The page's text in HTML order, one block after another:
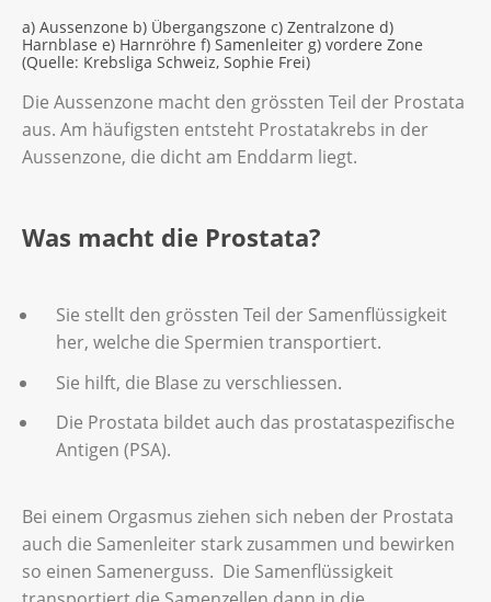
a) Aussenzone b) Übergangszone c) Zentralzone d)
Harnblase e) Harnröhre f) Samenleiter g) vordere Zone
(Quelle: Krebsliga Schweiz, Sophie Frei)
Die Aussenzone macht den grössten Teil der Prostata
aus. Am häufigsten entsteht Prostatakrebs in der
Aussenzone, die dicht am Enddarm liegt.
Was macht die Prostata?
Sie stellt den grössten Teil der Samenflüssigkeit
her, welche die Spermien transportiert.
Sie hilft, die Blase zu verschliessen.
Die Prostata bildet auch das prostataspezifische
Antigen (PSA).
Bei einem Orgasmus ziehen sich neben der Prostata
auch die Samenleiter stark zusammen und bewirken
so einen Samenerguss. Die Samenflüssigkeit